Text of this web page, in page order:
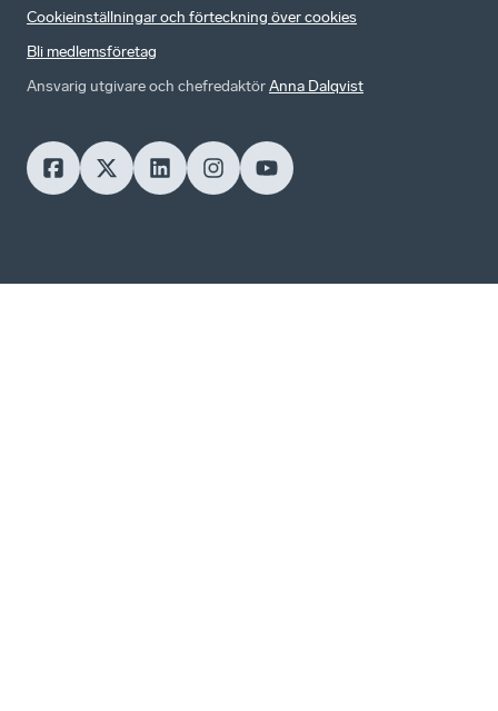
Cookieinställningar och förteckning över cookies
Bli medlemsföretag
Ansvarig utgivare och chefredaktörAnna Dalqvist